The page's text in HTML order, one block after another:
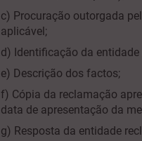
c) Procuração outorgada
aplicável;
d) Identificação da entidade
e) Descrição dos factos;
f) Cópia da reclamação
data de apresentação da
g) Resposta da entidade